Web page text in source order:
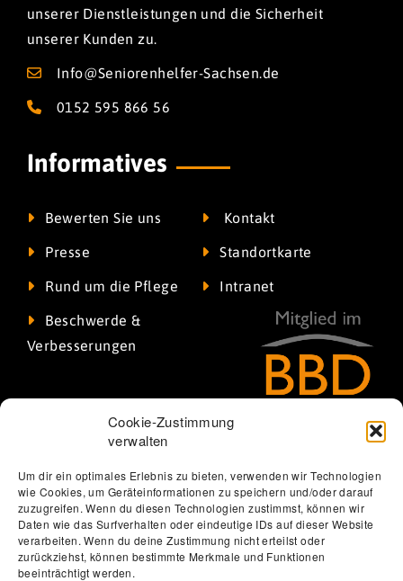
Cookie-Zustimmung
verwalten
Um dir ein optimales Erlebnis zu bieten, verwenden wir Technologien
wie Cookies, um Geräteinformationen zu speichern und/oder darauf
zuzugreifen. Wenn du diesen Technologien zustimmst, können wir
Daten wie das Surfverhalten oder eindeutige IDs auf dieser Website
verarbeiten. Wenn du deine Zustimmung nicht erteilst oder
zurückziehst, können bestimmte Merkmale und Funktionen
beeinträchtigt werden.
unserer Dienstleistungen und die Sicherheit
unserer Kunden zu.
Info@Seniorenhelfer-Sachsen.de
0152 595 866 56
Informatives
Bewerten Sie uns Kontakt
Presse Standortkarte
Rund um die Pflege Intranet
Beschwerde &
Verbesserungen
Thomas Löbel | The Web Designer